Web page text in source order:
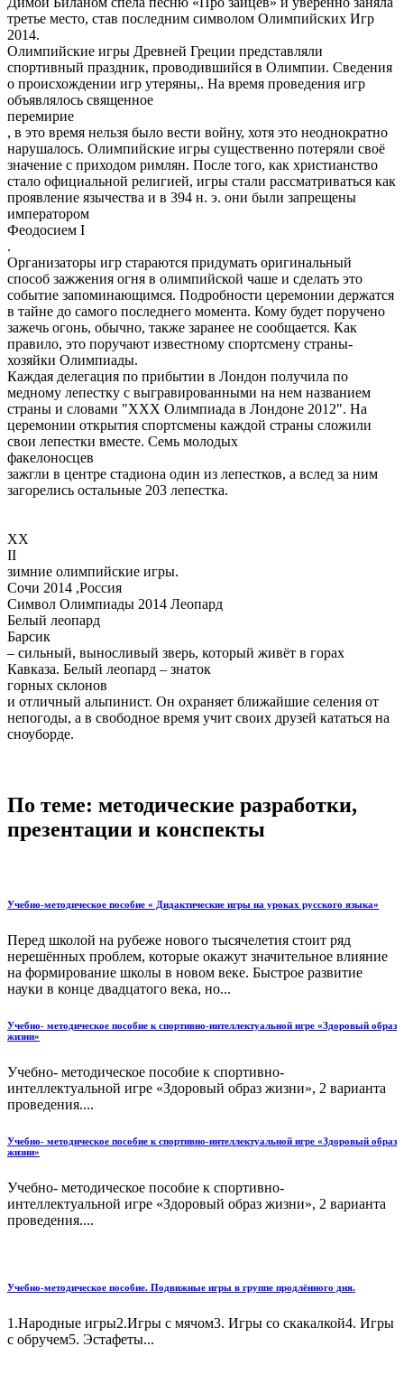
третье место, став последним символом Олимпийских Игр
2014.
Олимпийские игры Древней Греции представляли
спортивный праздник, проводившийся в Олимпии. Сведения
о происхождении игр утеряны,. На время проведения игр
объявлялось священное
перемирие
, в это время нельзя было вести войну, хотя это неоднократно
нарушалось. Олимпийские игры существенно потеряли своё
значение с приходом римлян. После того, как христианство
стало официальной религией, игры стали рассматриваться как
проявление язычества и в 394 н. э. они были запрещены
императором
Феодосием I
.
Организаторы игр стараются придумать оригинальный
способ зажжения огня в олимпийской чаше и сделать это
событие запоминающимся. Подробности церемонии держатся
в тайне до самого последнего момента. Кому будет поручено
зажечь огонь, обычно, также заранее не сообщается. Как
правило, это поручают известному спортсмену страны-
хозяйки Олимпиады.
Каждая делегация по прибытии в Лондон получила по
медному лепестку с выгравированными на нем названием
страны и словами "XXX Олимпиада в Лондоне 2012". На
церемонии открытия спортсмены каждой страны сложили
свои лепестки вместе. Семь молодых
факелоносцев
зажгли в центре стадиона один из лепестков, а вслед за ним
загорелись остальные 203 лепестка.
ХХ
II
зимние олимпийские игры.
Сочи 2014 ,Россия
Символ Олимпиады 2014 Леопард
Белый леопард
Барсик
– сильный, выносливый зверь, который живёт в горах
Кавказа. Белый леопард – знаток
горных склонов
и отличный альпинист. Он охраняет ближайшие селения от
непогоды, а в свободное время учит своих друзей кататься на
сноуборде.
По теме: методические разработки,
презентации и конспекты
Учебно-методическое пособие « Дидактические игры на уроках русского языка»
Перед школой на рубеже нового тысячелетия стоит ряд
нерешённых проблем, которые окажут значительное влияние
на формирование школы в новом веке. Быстрое развитие
науки в конце двадцатого века, но...
Учебно- методическое пособие к спортивно-интеллектуальной игре «Здоровый образ
жизни»
Учебно- методическое пособие к спортивно-
интеллектуальной игре «Здоровый образ жизни», 2 варианта
проведения....
Учебно- методическое пособие к спортивно-интеллектуальной игре «Здоровый образ
жизни»
Учебно- методическое пособие к спортивно-
интеллектуальной игре «Здоровый образ жизни», 2 варианта
проведения....
Учебно-методическое пособие. Подвижные игры в группе продлённого дня.
1.Народные игры2.Игры с мячом3. Игры со скакалкой4. Игры
с обручем5. Эстафеты...